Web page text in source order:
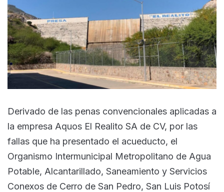
Derivado de las penas convencionales aplicadas a
la empresa Aquos El Realito SA de CV, por las
fallas que ha presentado el acueducto, el
Organismo Intermunicipal Metropolitano de Agua
Potable, Alcantarillado, Saneamiento y Servicios
Conexos de Cerro de San Pedro, San Luis Potosí